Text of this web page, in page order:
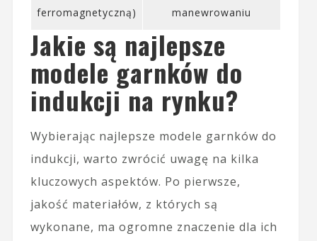
ferromagnetyczną)
manewrowaniu
Jakie są najlepsze
modele garnków do
indukcji na rynku?
Wybierając najlepsze modele garnków do
indukcji, warto zwrócić uwagę na kilka
kluczowych aspektów. Po pierwsze,
jakość materiałów, z których są
wykonane, ma ogromne znaczenie dla ich